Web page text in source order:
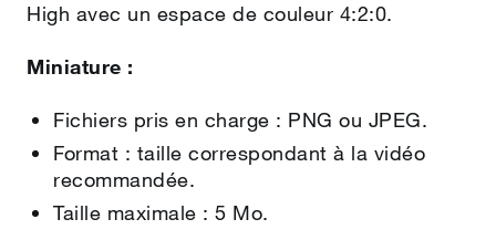
High avec un espace de couleur 4:2:0.
Miniature :
Fichiers pris en charge : PNG ou JPEG.
Format : taille correspondant à la vidéo
recommandée.
Taille maximale : 5 Mo.